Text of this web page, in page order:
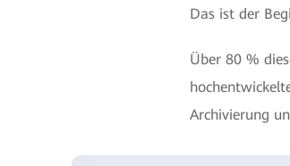
Das ist der
Über 80 %
Archivierung